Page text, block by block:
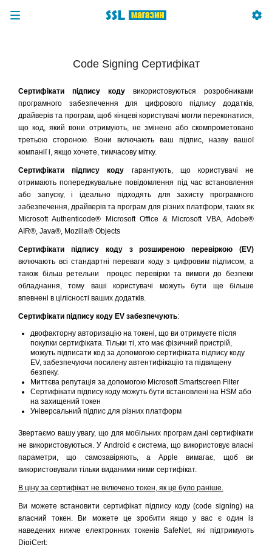
Code Signing Сертифікат
Сертифікати підпису коду використовуються розробниками
програмного забезпечення для цифрового підпису додатків,
драйверів та програм, щоб кінцеві користувачі могли переконатися,
що код, який вони отримують, не змінено або скомпрометовано
третьою стороною. Вони включають ваш підпис, назву вашої
компанії і, якщо хочете, тимчасову мітку.
Сертифікати підпису коду гарантують, що користувачі не
отримають попереджувальне повідомлення під час встановлення
або запуску, і ідеально підходять для захисту програмного
забезпечення, драйверів та програм для різних платформ, таких як
Microsoft Authenticode® Microsoft Office & Microsoft VBA, Adobe®
AIR®, Java®, Mozilla® Objects
Сертифікати підпису коду з розширеною перевіркою (EV)
включають всі стандартні переваги коду з цифровим підписом, а
також більш ретельни процес перевірки та вимоги до безпеки
обладнання, тому ваші користувачі можуть бути ще більше
впевнені в цілісності ваших додатків.
Сертифікати підпису коду EV забезпечують:
двофакторну авторизацію на токені, що ви отримуєте після
покупки сертифіката. Тільки ті, хто має фізичний пристрій,
можуть підписати код за допомогою сертифіката підпису коду
EV, забезпечуючи посилену автентифікацію та підвищену
безпеку.
Миттєва репутація за допомогою Microsoft Smartscreen Filter
Сертифікати підпису коду можуть бути встановлені на HSM або
на захищений токен
Універсальний підпис для різних платформ
Звертаємо вашу увагу, що для мобільних програм дані сертифікати
не використовуються. У Android є система, що використовує власні
параметри, що самозавіряють, а Apple вимагає, щоб ви
використовували тільки виданими ними сертифікат.
В ціну за сертифікат не включено токен, як це було раніше.
Ви можете встановити сертифікат підпису коду (code signing) на
власний токен. Ви можете це зробити якщо у вас є один із
наведених нижче електронних токенів SafeNet, які підтримують
DigiCert: